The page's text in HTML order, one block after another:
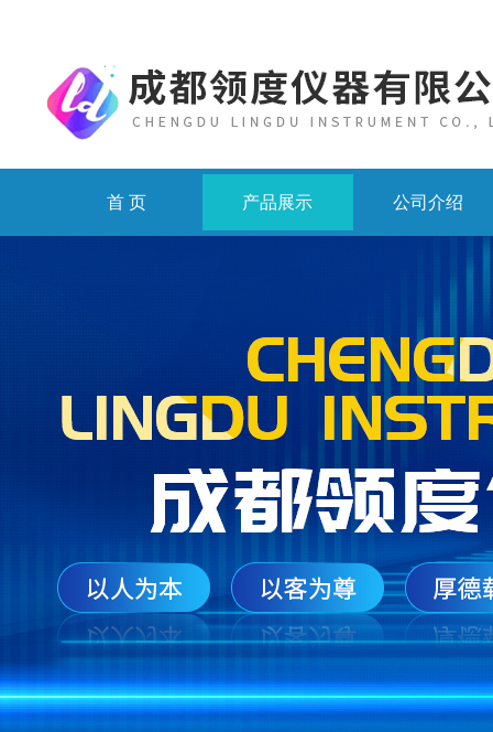
首 页 产品展示 公司介绍